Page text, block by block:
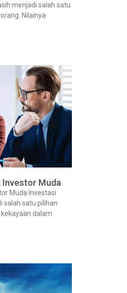
menjadi salah satu
Nilainya
Investor Muda
Muda Investasi
salah satu pilihan
dalam